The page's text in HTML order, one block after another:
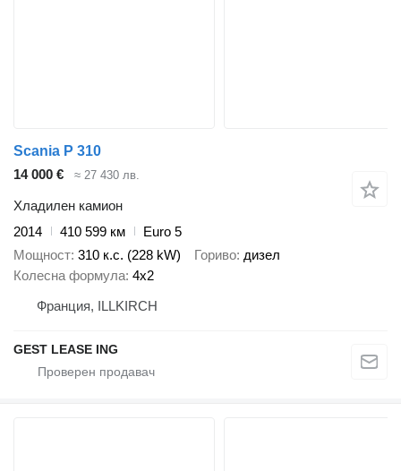
Scania P 310
14 000 €
≈ 27 430 лв.
Хладилен камион
2014
410 599 км
Euro 5
Мощност 310 к.с. (228 kW) Гориво дизел
Колесна формула 4x2
Франция, ILLKIRCH
GEST LEASE ING